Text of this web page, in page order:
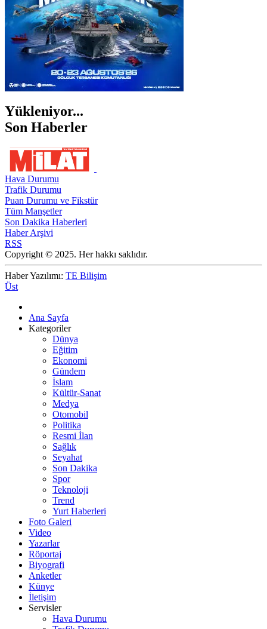
Yükleniyor...
Son Haberler
Hava Durumu
Trafik Durumu
Puan Durumu ve Fikstür
Tüm Manşetler
Son Dakika Haberleri
Haber Arşivi
RSS
Copyright © 2025. Her hakkı saklıdır.
Haber Yazılımı: TE Bilişim
Üst
Ana Sayfa
Kategoriler
Dünya
Eğitim
Ekonomi
Gündem
İslam
Kültür-Sanat
Medya
Otomobil
Politika
Resmi İlan
Sağlık
Seyahat
Son Dakika
Spor
Teknoloji
Trend
Yurt Haberleri
Foto Galeri
Video
Yazarlar
Röportaj
Biyografi
Anketler
Künye
İletişim
Servisler
Hava Durumu